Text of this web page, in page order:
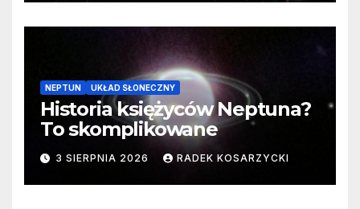
NEPTUN UKŁAD SŁONECZNY
Historia księżyców Neptuna?
To skomplikowane
3 SIERPNIA 2026 RADEK KOSARZYCKI